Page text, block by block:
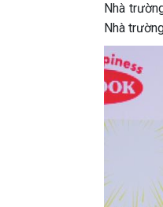
Nhà
Nhà